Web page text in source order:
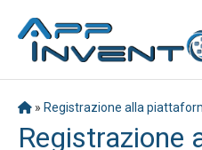
» Registrazione alla
Registrazione